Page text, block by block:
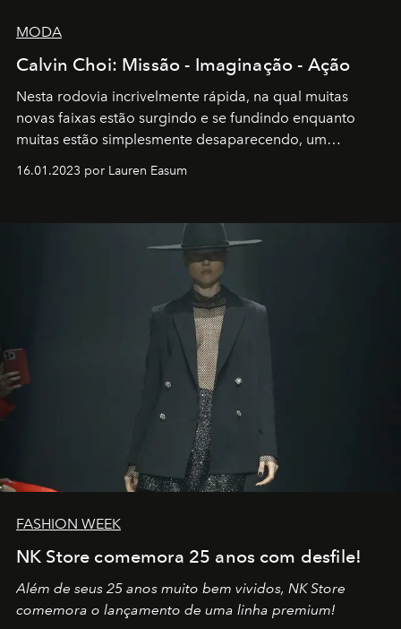
MODA
Calvin Choi: Missão - Imaginação - Ação
Nesta rodovia incrivelmente rápida, na qual muitas
novas faixas estão surgindo e se fundindo enquanto
muitas estão simplesmente desaparecendo, um
transportador AMTD abrindo caminho para muitos
por propósitos, com um claro senso de missão na vida e
16.01.2023 por Lauren Easum
FASHION WEEK
NK Store comemora 25 anos com desfile!
Além de seus 25 anos muito bem vividos, NK Store
comemora o lançamento de uma linha premium!